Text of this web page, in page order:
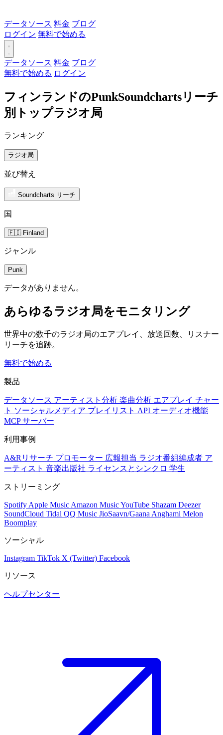
データソース 料金 ブログ
ログイン 無料で始める
データソース 料金 ブログ
無料で始める ログイン
フィンランドのPunkSoundchartsリーチ
別トップラジオ局
ランキング
ラジオ局
並び替え
Soundcharts リーチ
国
🇫🇮 Finland
ジャンル
Punk
データがありません。
あらゆるラジオ局をモニタリング
世界中の数千のラジオ局のエアプレイ、放送回数、リスナー
リーチを追跡。
無料で始める
製品
データソース アーティスト分析 楽曲分析 エアプレイ チャー
ト ソーシャルメディア プレイリスト API オーディオ機能
MCP サーバー
利用事例
A&Rリサーチ プロモーター 広報担当 ラジオ番組編成者 ア
ーティスト 音楽出版社 ライセンスとシンクロ 学生
ストリーミング
Spotify Apple Music Amazon MusicYouTube Shazam Deezer
SoundCloud Tidal QQ Music JioSaavn/Gaana Anghami Melon
Boomplay
ソーシャル
Instagram TikTok X (Twitter) Facebook
リソース
ヘルプセンター